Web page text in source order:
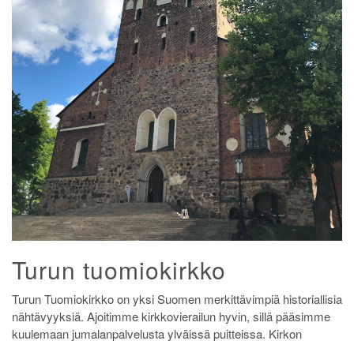
Turun tuomiokirkko
Turun Tuomiokirkko on yksi Suomen merkittävimpiä historiallisia
nähtävyyksiä. Ajoitimme kirkkovierailun hyvin, sillä pääsimme
kuulemaan jumalanpalvelusta ylväissä puitteissa. Kirkon